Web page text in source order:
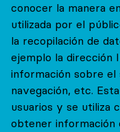
conocer la manera
utilizada por el
la recopilación de
ejemplo la dirección
información sobre
navegación, etc.
usuarios y se utiliza
obtener información